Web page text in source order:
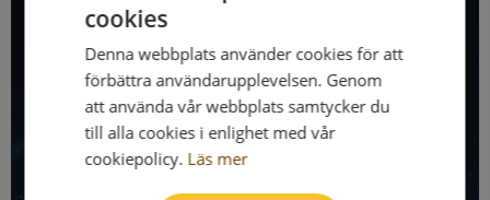
All företagsdata i API
Få all denna företagsinformation i Syna API
Syna API är ett blixtsnabbt API där du kan hämta
registrerade företagsuppgifter, betalningsanmärkningar,
skatteuppgifter och mycket mer på alla Sveriges företag
cookies
Denna webbplats använder cookies för att
förbättra användarupplevelsen. Genom
att använda vår webbplats samtycker du
till alla cookies i enlighet med vår
cookiepolicy. Läs mer